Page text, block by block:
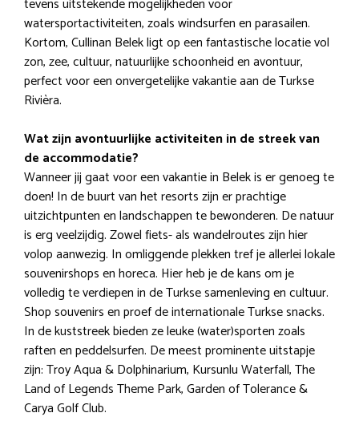
tevens uitstekende mogelijkheden voor
watersportactiviteiten, zoals windsurfen en parasailen.
Kortom, Cullinan Belek ligt op een fantastische locatie vol
zon, zee, cultuur, natuurlijke schoonheid en avontuur,
perfect voor een onvergetelijke vakantie aan de Turkse
Rivièra.
Wat zijn avontuurlijke activiteiten in de streek van
de accommodatie?
Wanneer jij gaat voor een vakantie in Belek is er genoeg te
doen! In de buurt van het resorts zijn er prachtige
uitzichtpunten en landschappen te bewonderen. De natuur
is erg veelzijdig. Zowel fiets- als wandelroutes zijn hier
volop aanwezig. In omliggende plekken tref je allerlei lokale
souvenirshops en horeca. Hier heb je de kans om je
volledig te verdiepen in de Turkse samenleving en cultuur.
Shop souvenirs en proef de internationale Turkse snacks.
In de kuststreek bieden ze leuke (water)sporten zoals
raften en peddelsurfen. De meest prominente uitstapje
zijn: Troy Aqua & Dolphinarium, Kursunlu Waterfall, The
Land of Legends Theme Park, Garden of Tolerance &
Carya Golf Club.